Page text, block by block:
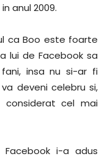
anul 2009.
ca Boo este foarte
lui de Facebook sa
insa nu si-ar fi
deveni celebru si,
cel mai
i-a adus